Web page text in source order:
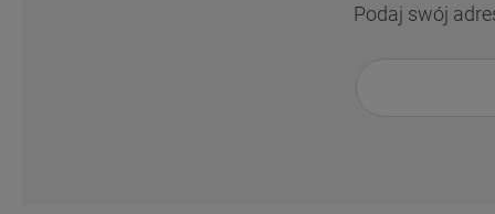
Podaj swój